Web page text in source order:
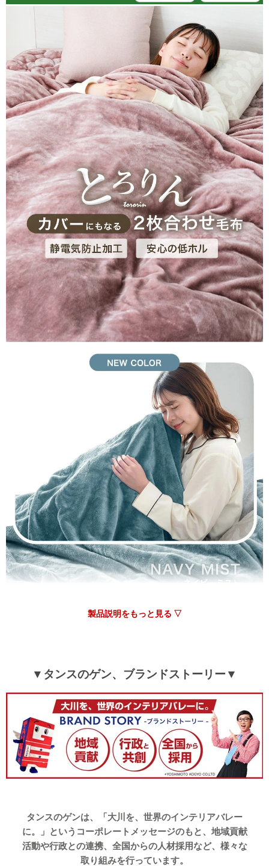
01/25/2026
tansu-gen767897
肌触りがとても良くて暖かさも十分ですごくいい買い物ができ
ました。
人におすすめできる商品です。
>>タンスのゲンが返信しました
この度は、タンスのゲンをご利用いただき誠にありがとう
ございます。
商品の肌触りや暖かさをお気に召していただけたとのこと
でうれしく思います。これからもこちらの商品で快適にお
休み頂ければ幸いです。
機会がございましたら是非また当店をご利用ください。
12/31/2025
届いた時に色を間違えたかなと思うほど、ライトベージュでは
なかったのでそれが残念です。緑がかった暗いベージュ？でし
手触りはとても良く満足です。羽毛布団にかけて使うのですが
>>タンスのゲンが返信しました
この度はタンスのゲンをご利用いただき誠にありがとうご
ざいます。
商品の肌触りにご満足いただけたようで安心いたしまし
た。
色味に関して、お客様のご期待に沿えない結果となってし
まい、大変申し訳ございませんでした。
頂いた意見を参考に、今後の改善に努めて参ります。
レビューのご投稿、ありがとうございました。
カバーによっては折角の羽毛布団も暖かさが逃げるようなさ品
これはお手頃だし、肌触りも良く暖かいです。
こまめに洗濯するので、耐久性はあってほしい。
今後もこのような定番商品を継続販売をお願いしたいです
>>タンスのゲンが返信しました
この度はタンスのゲンをご利用いただき誠にありがとうご
ざいます。
これからもこちらの商品で快適にお過ごしいただければ幸
いです。
またのご来店心よりお待ちしております。
製品説明をもっと見る ▽
▼タンスのゲン、ブランドストーリー▼
タンスのゲンは、「大川を、世界のインテリアバレー
に。」というコーポレートメッセージのもと、地域貢献
活動や行政との連携、全国からの人材採用など、様々な
取り組みを行っています。